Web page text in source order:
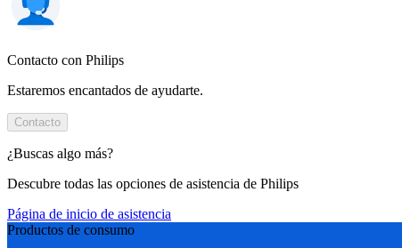
Contacto con Philips
Estaremos encantados de ayudarte.
Contacto
¿Buscas algo más?
Descubre todas las opciones de asistencia de Philips
Página de inicio de asistencia
Productos de consumo